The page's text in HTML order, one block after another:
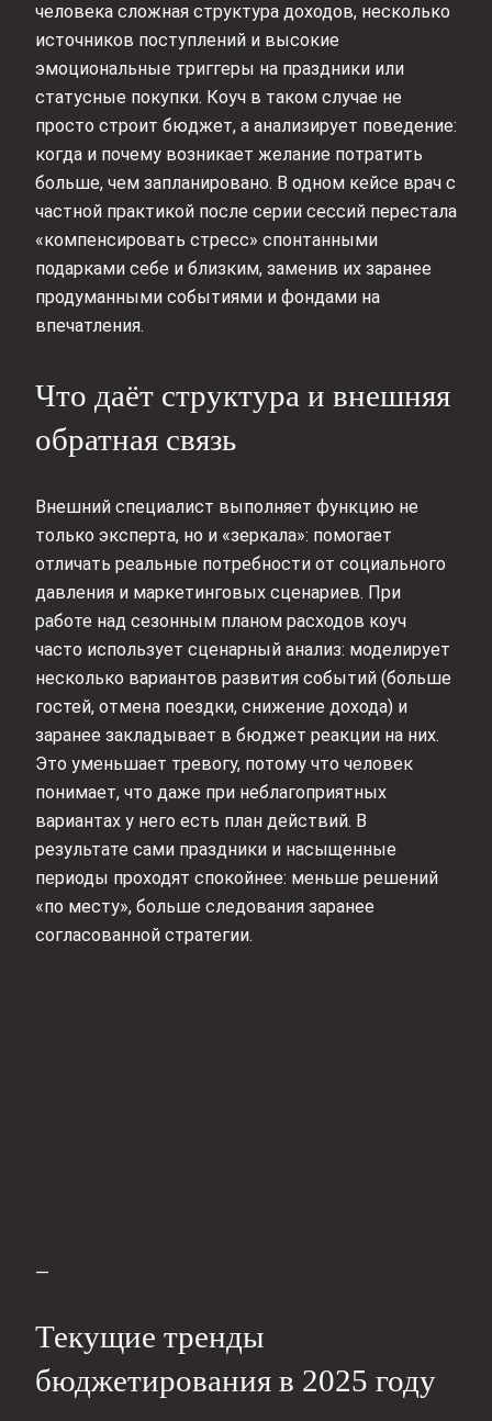
человека сложная структура доходов, несколько
источников поступлений и высокие
эмоциональные триггеры на праздники или
статусные покупки. Коуч в таком случае не
просто строит бюджет, а анализирует поведение:
когда и почему возникает желание потратить
больше, чем запланировано. В одном кейсе врач с
частной практикой после серии сессий перестала
«компенсировать стресс» спонтанными
подарками себе и близким, заменив их заранее
продуманными событиями и фондами на
впечатления.
Что даёт структура и внешняя
обратная связь
Внешний специалист выполняет функцию не
только эксперта, но и «зеркала»: помогает
отличать реальные потребности от социального
давления и маркетинговых сценариев. При
работе над сезонным планом расходов коуч
часто использует сценарный анализ: моделирует
несколько вариантов развития событий (больше
гостей, отмена поездки, снижение дохода) и
заранее закладывает в бюджет реакции на них.
Это уменьшает тревогу, потому что человек
понимает, что даже при неблагоприятных
вариантах у него есть план действий. В
результате сами праздники и насыщенные
периоды проходят спокойнее: меньше решений
«по месту», больше следования заранее
согласованной стратегии.
—
Текущие тренды
бюджетирования в 2025 году